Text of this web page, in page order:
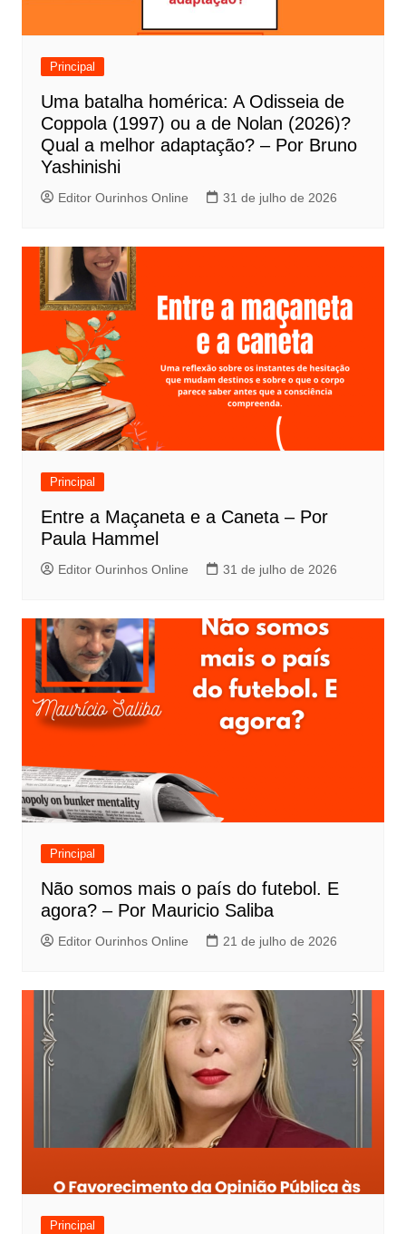
d
Principal
Uma batalha homérica: A Odisseia de
Coppola (1997) ou a de Nolan (2026)?
Qual a melhor adaptação? – Por Bruno
Yashinishi
Editor Ourinhos Online 31 de julho de 2026
Principal
Entre a Maçaneta e a Caneta – Por
Paula Hammel
Editor Ourinhos Online 31 de julho de 2026
Principal
Não somos mais o país do futebol. E
agora? – Por Mauricio Saliba
Editor Ourinhos Online 21 de julho de 2026
Principal